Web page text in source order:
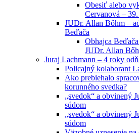
Obesiť alebo
Cervanová –
JUDr. Allan Bőhm –
Beďača
Obhajca
JUDr. Allan
Juraj Lachmann – 4 roky
Policajný kolaborant
Ako prebiehalo
korunného svedka?
„svedok“ a obvinený
súdom
„svedok“ a obvinený
súdom